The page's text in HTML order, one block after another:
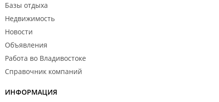
Базы отдыха
Недвижимость
Новости
Объявления
Работа во Владивостоке
Справочник компаний
ИНФОРМАЦИЯ